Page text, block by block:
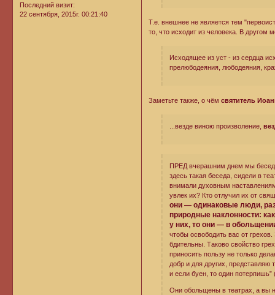
Последний визит:
22 сентября, 2015г. 00:21:40
Т.е. внешнее не является тем
то, что исходит из человека. В другом
Исходящее из уст - из сердца
прелюбодеяния, любодеяния,
Заметьте также, о чёмсвятитель
...везде виною произволение,
ПРЕД вчерашним днем мы
здесь такая беседа, сидели в
внимали духовным
увлек их? Кто отлучил их от
они — одинаковые люди,
природные наклонности:
у них, то они — в
чтобы освободить вас от
бдительны. Таково свойство
приносить пользу не только
добр и для других, представляю
и если буен, то один потерпишь”
Они обольщены в театрах, а вы